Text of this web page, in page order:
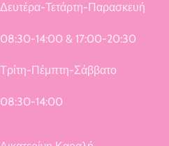
Δευτέρα-Τετάρτη-Παρασκευή
08:30-14:00 & 17:00-20:30
Τρίτη-Πέμπτη-Σάββατο
08:30-14:00